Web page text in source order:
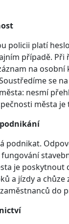
policii platí
případě.
na
se
nesmí
města
podnikání
podnikat.
je
a jízdy a
do